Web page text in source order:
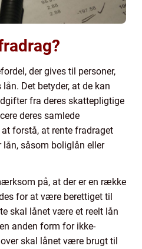
der gives til personer,
Det betyder, at de kan
fra deres skattepligtige
deres samlede
forstå, at rente fradraget
såsom boliglån eller
på, at der er en række
for at være berettiget til
skal lånet være et reelt lån
anden form for ikke-
skal lånet være brugt til